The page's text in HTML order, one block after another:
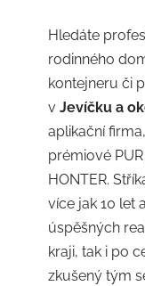
Hledáte
rodinného
kontejneru či
v Jevíčku a
aplikační
prémiové
HONTER.
více jak 10 let
úspěšných
kraji, tak i po
zkušený tým